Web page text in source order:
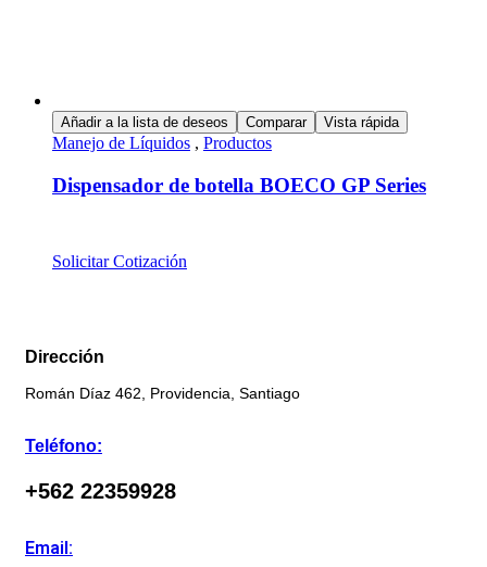
Añadir a la lista de deseos Comparar Vista rápida
Manejo de Líquidos , Productos
Dispensador de botella BOECO GP Series
Solicitar Cotización
Dirección
Román Díaz 462, Providencia, Santiago
Teléfono:
+562 22359928
Email: